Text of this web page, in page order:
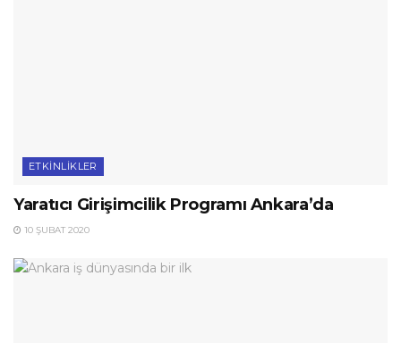
ETKINLIKLER
Yaratıcı Girişimcilik Programı Ankara’da
10 ŞUBAT 2020